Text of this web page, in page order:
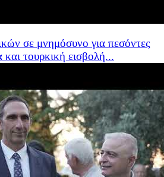
σε μνημόσυνο για πεσόντες
τουρκική εισβολή...